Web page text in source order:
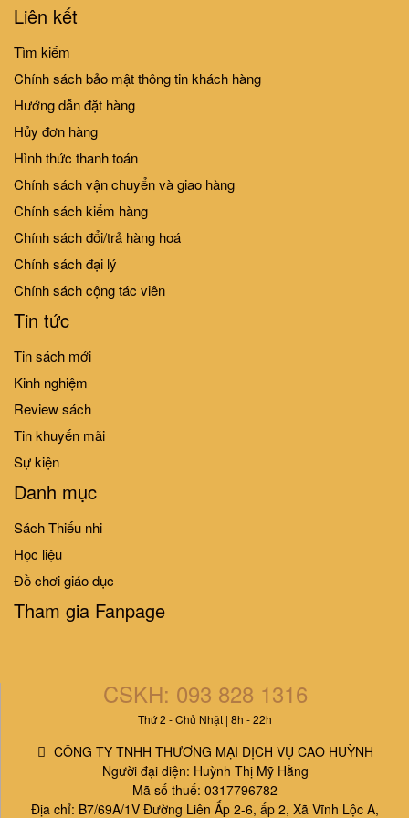
Amazing animals - Những loài
vật đáng kinh ngạc! (Trọn bộ 10
cuốn)
180.000₫
10%
1001 câu hỏi đáp về thế giới
quanh ta - Như thế nào?
-10%
Xin chào thế giới - Hello World
LÀ AI (9 QUYỂN)
81.000₫
Liên kết
Tìm kiếm
Chính sách bảo mật thông tin khách hàng
Hướng dẫn đặt hàng
Hủy đơn hàng
Hình thức thanh toán
Chính sách vận chuyển và giao hàng
Chính sách kiểm hàng
Chính sách đổi/trả hàng hoá
Chính sách đại lý
Chính sách cộng tác viên
Tin tức
Tin sách mới
Kinh nghiệm
Review sách
Tin khuyến mãi
Sự kiện
Danh mục
Sách Thiếu nhi
Học liệu
Đồ chơi giáo dục
Tham gia Fanpage
CSKH: 093 828 1316
Thứ 2 - Chủ Nhật | 8h - 22h
CÔNG TY TNHH THƯƠNG MẠI DỊCH VỤ CAO HUỲNH
Người đại diện: Huỳnh Thị Mỹ Hằng
Mã số thuế: 0317796782
Địa chỉ: B7/69A/1V Đường Liên Ấp 2-6, ấp 2, Xã Vĩnh Lộc A,